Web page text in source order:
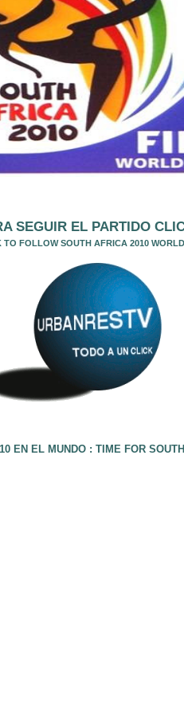
SEGUIR EL PARTIDO
TO FOLLOW SOUTH AFRICA 2010
EN EL MUNDO : TIME FOR